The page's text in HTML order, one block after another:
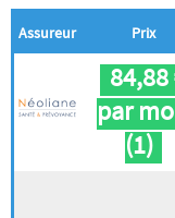
Assureur Prix
84,88
par
(1)